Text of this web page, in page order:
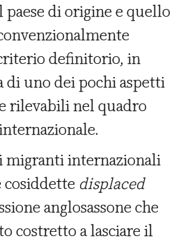
di origine e quello
definitorio, in
di uno dei pochi aspetti
rilevabili nel quadro
migranti internazionali
cosiddette displaced
anglosassone che
costretto a lasciare il